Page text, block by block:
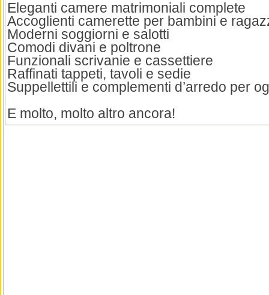
Eleganti camere matrimoniali complete
Accoglienti camerette per bambini e
Moderni soggiorni e salotti
Comodi divani e poltrone
Funzionali scrivanie e cassettiere
Raffinati tappeti, tavoli e sedie
Suppellettili e complementi d’arredo per
E molto, molto altro ancora!